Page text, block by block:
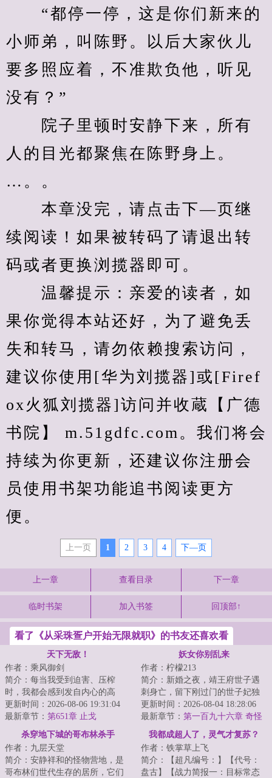
“都停一停，这是你们新来的
小师弟，叫陈野。以后大家伙儿
要多照应着，不准欺负他，听见
没有？”
院子里顿时安静下来，所有
人的目光都聚焦在陈野身上。
…。。
本章没完，请点击下—页继
续阅读！如果被转码了请退出转
码或者更换浏揽器即可。
温馨提示：亲爱的读者，如
果你觉得本站还好，为了避免丢
失和转马，请勿依赖搜索访问，
建议你使用[华为刘揽器]或[Firef
ox火狐刘揽器]访问并收蔵【广德
书院】 m.51gdfc.com。我们将会
持续为你更新，还建议你注册会
员使用书架功能追书阅读更方
便。
上一页 1 2 3 4 下—页
上一章 查看目录 下一章
临时书架 加入书签 回顶部↑
看了《从采珠疍户开始无限就职》的书友还喜欢看
天下无敌！
作者：乘风御剑
简介：每当我受到迫害、压榨
时，我都会感到发自内心的高
兴、喜悦，因为，还有人敢迫害
我、压榨我，只能证...
更新时间：2026-08-06 19:31:04
最新章节： 第651章 止戈
妖女你别乱来
作者：柠檬213
简介：新婚之夜，靖王府世子遇
刺身亡，留下刚过门的世子妃独
守空房。身为天玄司捕头的李初
秋奉命查案，却...
更新时间：2026-08-04 18:28:06
最新章节： 第一百九十六章 奇怪
的占有欲
杀穿地下城的哥布林杀手
作者：九层天堂
简介：安静祥和的怪物营地，是
哥布林们世代生存的居所，它们
我都成超人了，灵气才复苏？
作者：铁掌草上飞
简介：【超凡编号：】【代号：
盘古】【战力简报一：目标常态